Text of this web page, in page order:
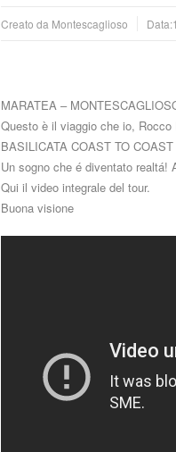
Creato da Montescaglioso Data:
MARATEA –
Questo è il viaggio che io,
BASILICATA COAST TO
Un sogno che é diventato realtá!
Qui il video integrale del tour.
Buona visione